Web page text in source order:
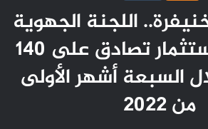
اللجنة الجهوية
الموحدة للاستثمار تصادق على 140
السبعة أشهر الأولى
من 2022